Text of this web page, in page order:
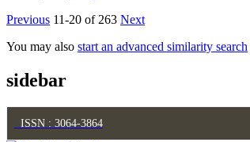
Previous 11-20 of 263 Next
You may also start an advanced similarity search
sidebar
ISSN : 3064-3864